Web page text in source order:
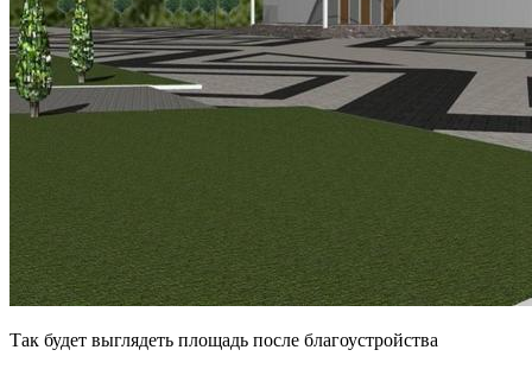
Так будет выглядеть площадь после благоустройства